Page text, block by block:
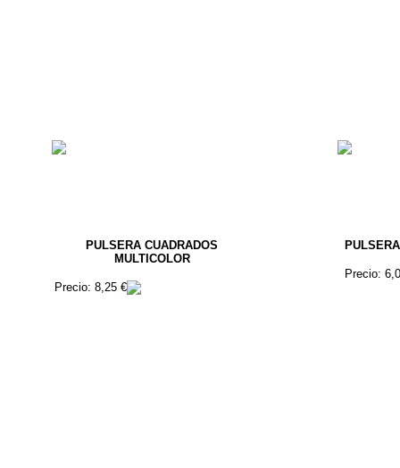
PULSERA CUADRADOS
MULTICOLOR
Precio: 8,25 €
Precio: